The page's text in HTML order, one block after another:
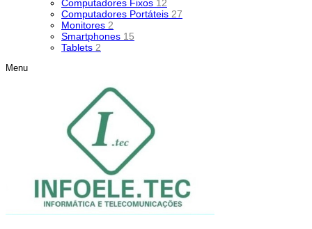
Computadores Fixos 12
Computadores Portáteis 27
Monitores 2
Smartphones 15
Tablets 2
Menu